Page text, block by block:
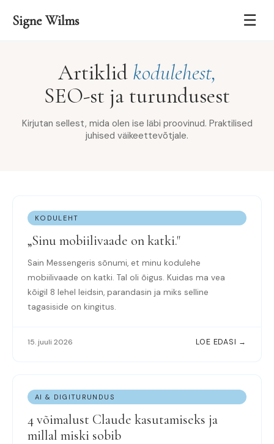
Signe Wilms ☰
Artiklid kodulehest,
SEO-st ja turundusest
Kirjutan sellest, mida olen ise läbi proovinud. Praktilised
juhised väikeettevõtjale.
KODULEHT
„Sinu mobiilivaade on katki."
Sain Messengeris sõnumi, et minu kodulehe
mobiilivaade on katki. Tal oli õigus. Kuidas ma vea
kõigil 8 lehel leidsin, parandasin ja miks selline
tagasiside on kingitus.
15. juuli 2026 LOE EDASI →
AI & DIGITURUNDUS
4 võimalust Claude kasutamiseks ja
millal miski sobib